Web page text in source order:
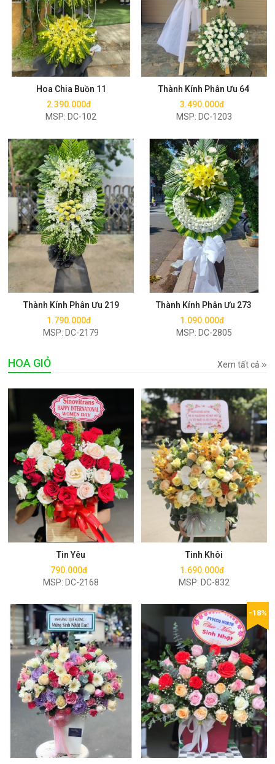
Hoa Chia Buồn 11
2.390.000đ
MSP: DC-102
Mua ngay
Thành Kính Phân Ưu 64
3.490.000đ
MSP: DC-1203
Mua ngay
Thành Kính Phân Ưu 219
1.790.000đ
MSP: DC-2179
Mua ngay
Thành Kính Phân Ưu 273
1.090.000đ
MSP: DC-2805
Mua ngay
HOA GIỎ Xem tất cả
Tin Yêu
790.000đ
MSP: DC-2168
Mua ngay
Tinh Khôi
1.690.000đ
MSP: DC-832
Mua ngay
Mua ngay
-18%
Mua ngay